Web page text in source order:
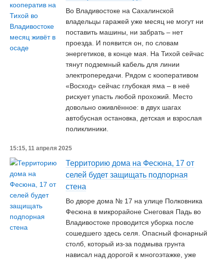
Во Владивостоке на Сахалинской
владельцы гаражей уже месяц не могут ни
поставить машины, ни забрать – нет
проезда. И появится он, по словам
энергетиков, в конце мая. На Тихой сейчас
тянут подземный кабель для линии
электропередачи. Рядом с кооперативом
«Восход» сейчас глубокая яма – в неё
рискует упасть любой прохожий. Место
довольно оживлённое: в двух шагах
автобусная остановка, детская и взрослая
поликлиники.
15:15, 11 апреля 2025
Территорию дома на Фесюна, 17 от
селей будет защищать подпорная
стена
Во дворе дома № 17 на улице Полковника
Фесюна в микрорайоне Снеговая Падь во
Владивостоке проводится уборка после
сошедшего здесь селя. Опасный фонарный
столб, который из-за подмыва грунта
нависал над дорогой к многоэтажке, уже